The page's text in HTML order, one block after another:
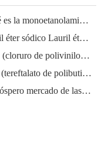
¿Qué es la monoetanolamina (MEA)?
Lauril éter sódico Lauril éter sulfato sódico (sles70%/aes 70%) Nº CAS: 68585-34-2sles70%/aes 70%) Nº CAS: 68585-34-2
PVC (cloruro de polivinilo) CAS NO.:9002-86-2
PBT (tereftalato de polibutileno) CAS NO.26062-94-2
El próspero mercado de las exportaciones de hidróxido de potasio, hidróxido de sodio y peróxido de hidrógeno de China: una revisión del año pasado